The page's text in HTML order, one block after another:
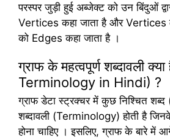
परस्पर जुड़ी हुई अब्जेक्ट को उन बिंदुओं
Vertices कहा जाता है और Vertices
को Edges कहा जाता है ।
ग्राफ के महत्वपूर्ण शब्दावली
Terminology in Hindi) ?
ग्राफ डेटा स्ट्रक्चर में कुछ निश्चित
शब्दावली (Terminology) होती है
होना चाहिए । इसलिए, ग्राफ के बारे